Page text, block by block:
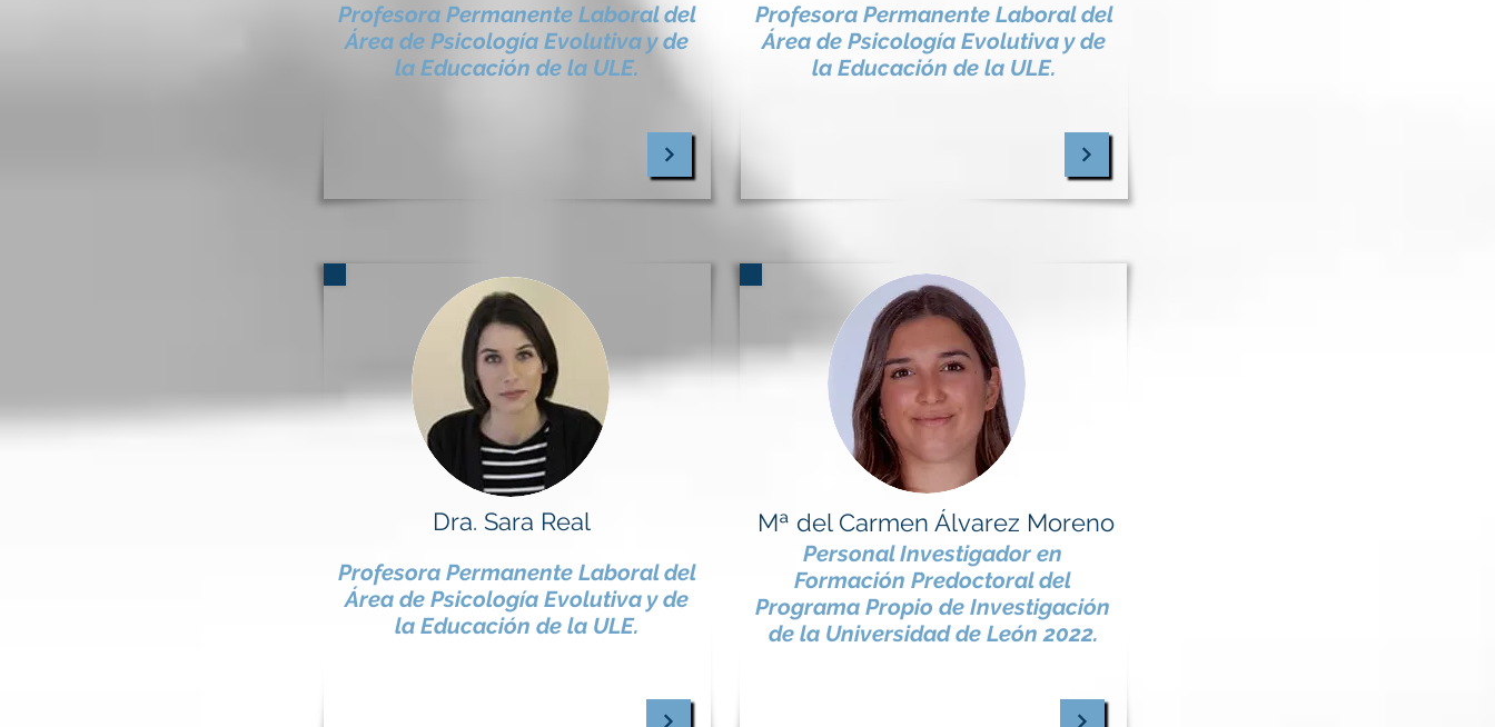
Profesora Permanente Laboral del
Área de Psicología Evolutiva y de
la Educación de la ULE.
Profesora Permanente Laboral del
Área de Psicología Evolutiva y de
la Educación de la ULE.
Dra. Sara Real
Profesora Permanente Laboral del
Área de Psicología Evolutiva y de
la Educación de la ULE.
Mª del Carmen Álvarez Moreno
Personal Investigador en
Formación Predoctoral del
Programa Propio de Investigación
de la Universidad de León 2022.